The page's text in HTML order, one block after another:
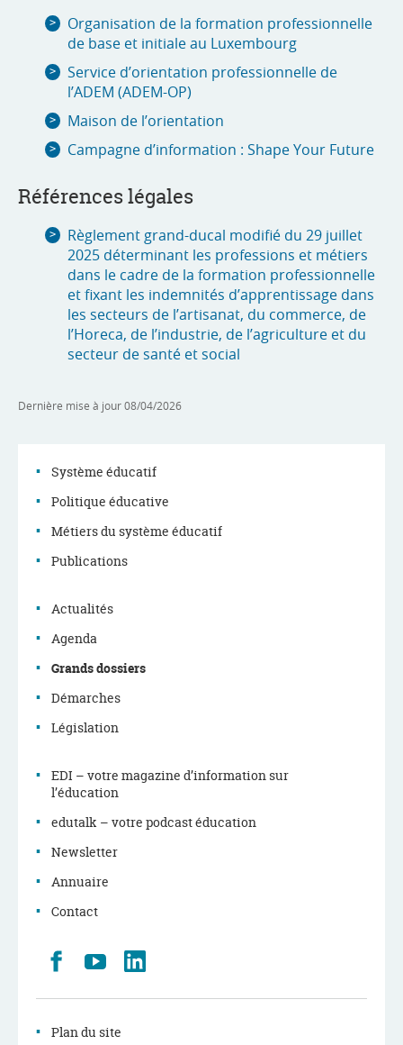
Organisation de la formation professionnelle
de base et initiale au Luxembourg
Service d’orientation professionnelle de
l’ADEM (ADEM-OP)
Maison de l’orientation
Campagne d’information : Shape Your Future
Références légales
Règlement grand-ducal modifié du 29 juillet
2025 déterminant les professions et métiers
dans le cadre de la formation professionnelle
et fixant les indemnités d’apprentissage dans
les secteurs de l’artisanat, du commerce, de
l’Horeca, de l’industrie, de l’agriculture et du
secteur de santé et social
Dernière mise à jour08/04/2026
Menu
de
navigation
Système éducatif
Politique éducative
Métiers du système éducatif
Publications
Actualités
Agenda
Grands dossiers
Démarches
Législation
EDI – votre magazine d’information sur
l’éducation
edutalk – votre podcast éducation
Newsletter
Annuaire
Contact
Retrouvez
nous
Facebook
Youtube
Plan du site